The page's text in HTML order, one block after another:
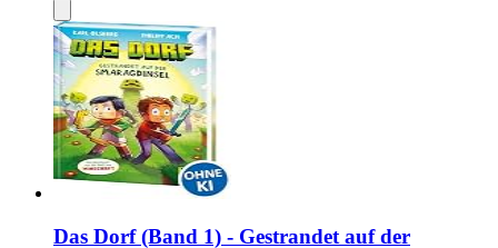
Das Dorf (Band 1) - Gestrandet auf der